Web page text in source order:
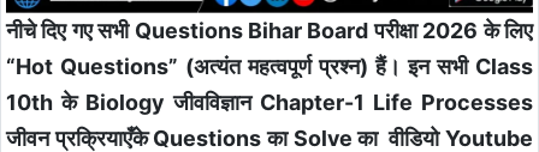
नीचे दिए गए सभी Questions Bihar Board परीक्षा 2026 के लिए
“Hot Questions” (अत्यंत महत्वपूर्ण प्रश्न) हैं। इन सभी Class
10th के Biology जीवविज्ञान Chapter-1 Life Processes
जीवन प्रक्रियाएँके Questions का Solve का वीडियो Youtube